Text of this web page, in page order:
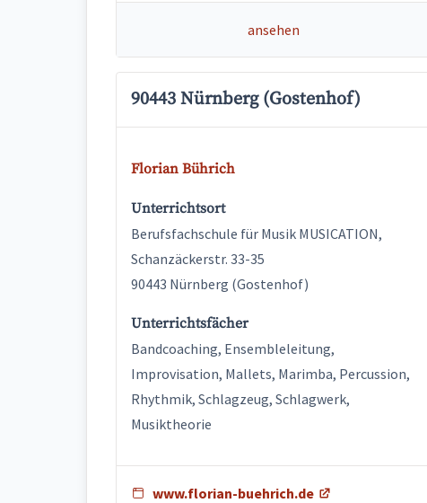
ansehen
90443 Nürnberg (Gostenhof)
Florian Bührich
Unterrichtsort
Berufsfachschule für Musik MUSICATION,
Schanzäckerstr. 33-35
90443 Nürnberg (Gostenhof)
Unterrichtsfächer
Bandcoaching, Ensembleleitung,
Improvisation, Mallets, Marimba, Percussion,
Rhythmik, Schlagzeug, Schlagwerk,
Musiktheorie
www.florian-buehrich.de